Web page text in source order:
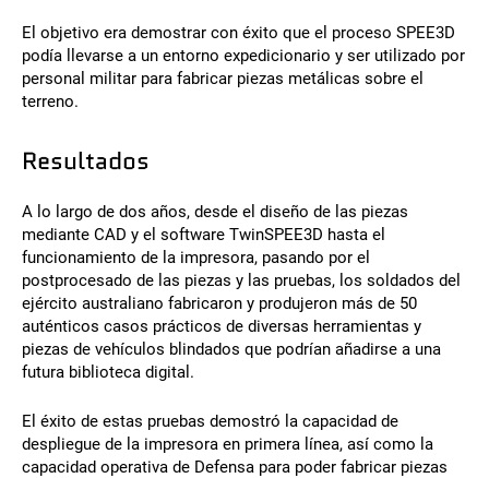
El objetivo era demostrar con éxito que el proceso SPEE3D
podía llevarse a un entorno expedicionario y ser utilizado por
personal militar para fabricar piezas metálicas sobre el
terreno.
Resultados
A lo largo de dos años, desde el diseño de las piezas
mediante CAD y el software TwinSPEE3D hasta el
funcionamiento de la impresora, pasando por el
postprocesado de las piezas y las pruebas, los soldados del
ejército australiano fabricaron y produjeron más de 50
auténticos casos prácticos de diversas herramientas y
piezas de vehículos blindados que podrían añadirse a una
futura biblioteca digital.
El éxito de estas pruebas demostró la capacidad de
despliegue de la impresora en primera línea, así como la
capacidad operativa de Defensa para poder fabricar piezas